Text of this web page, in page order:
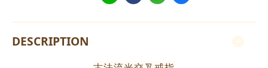
DESCRIPTION